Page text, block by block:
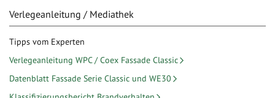
Verlegeanleitung / Mediathek
Tipps vom Experten
Verlegeanleitung WPC / Coex Fassade Classic
Datenblatt Fassade Serie Classic und WE30